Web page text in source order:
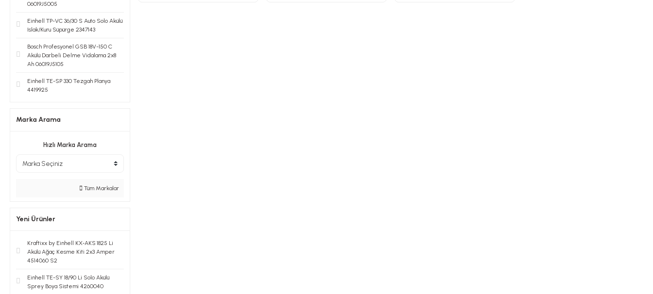
06019J5005
Einhell TP-VC 36/30 S Auto Solo Akülü
Islak/Kuru Süpürge 2347143
Bosch Profesyonel GSB 18V-150 C
Akülü Darbeli Delme Vidalama 2x8
Ah 06019J5105
Einhell TE-SP 330 Tezgah Planya
4419925
Marka Arama
Hızlı Marka Arama
Tüm Markalar
Yeni Ürünler
Kraftixx by Einhell KX‑AKS 1825 Li
Akülü Ağaç Kesme Kiti 2x3 Amper
4514060 S2
Einhell TE-SY 18/90 Li Solo Akülü
Sprey Boya Sistemi 4260040